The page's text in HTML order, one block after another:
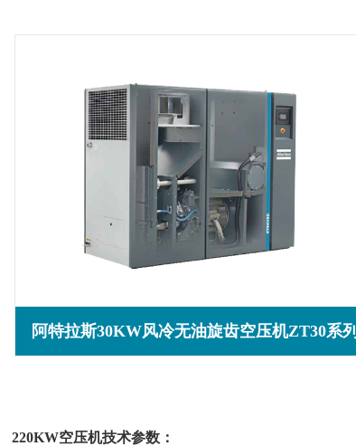
阿特拉斯30KW风冷无油旋齿空压机ZT30系列
220KW空压机技术参数：